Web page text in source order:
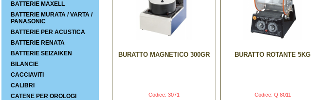
BATTERIE MAXELL
BATTERIE MURATA / VARTA /
PANASONIC
BATTERIE PER ACUSTICA
BATTERIE RENATA
BATTERIE SEIZAIKEN
BILANCIE
CACCIAVITI
CALIBRI
CATENE PER OROLOGI
BURATTO MAGNETICO 300GR
Codice: 3071
BURATTO ROTANTE 5KG
Codice: Q 8011